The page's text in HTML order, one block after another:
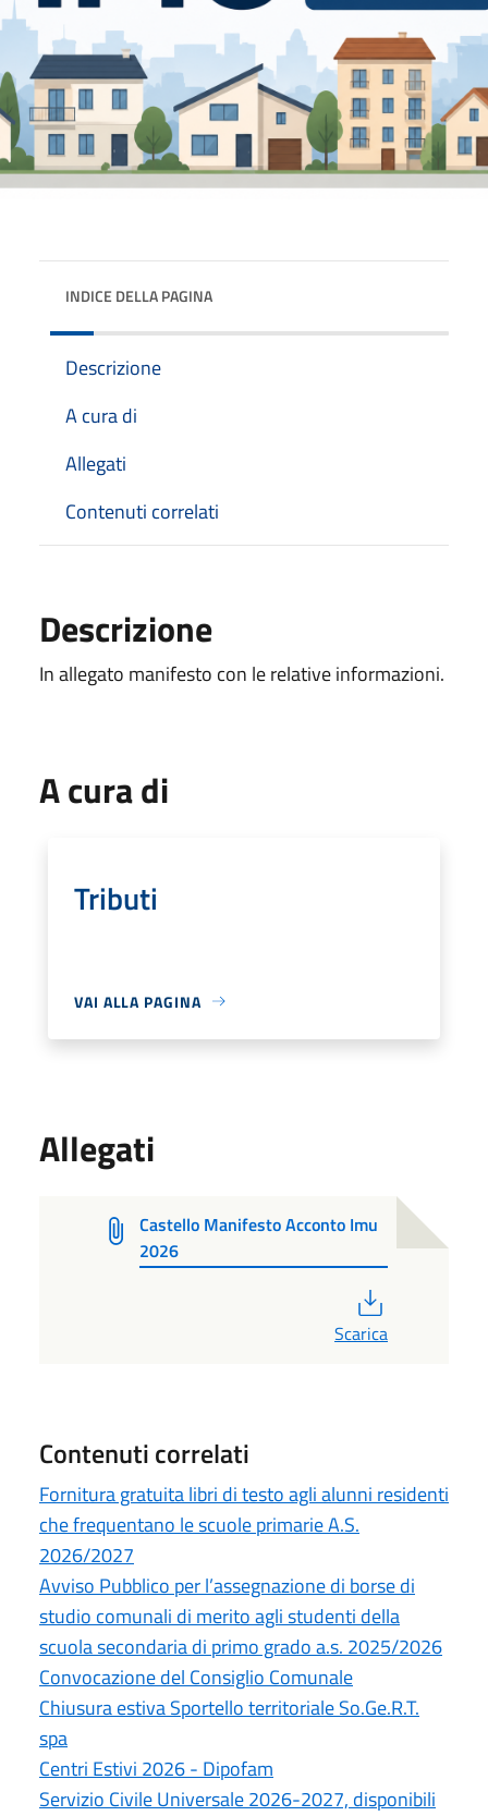
INDICE DELLA PAGINA
Descrizione
A cura di
Allegati
Contenuti correlati
Descrizione
In allegato manifesto con le relative informazioni.
A cura di
Tributi
VAI ALLA PAGINA
Allegati
Castello Manifesto Acconto Imu
2026
Scarica
Contenuti correlati
Fornitura gratuita libri di testo agli alunni residenti
che frequentano le scuole primarie A.S.
2026/2027
Avviso Pubblico per l’assegnazione di borse di
studio comunali di merito agli studenti della
scuola secondaria di primo grado a.s. 2025/2026
Convocazione del Consiglio Comunale
Chiusura estiva Sportello territoriale So.Ge.R.T.
spa
Centri Estivi 2026 - Dipofam
Servizio Civile Universale 2026-2027, disponibili